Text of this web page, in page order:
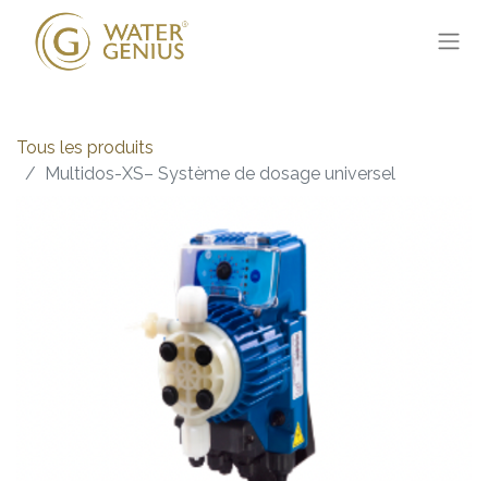
Tous les produits
Multidos-XS– Système de dosage universel